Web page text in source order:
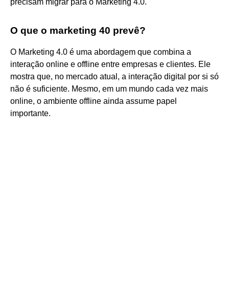
O que o marketing 40 prevê?
O Marketing 4.0 é uma abordagem que combina a
interação online e offline entre empresas e clientes. Ele
mostra que, no mercado atual, a interação digital por si só
não é suficiente. Mesmo, em um mundo cada vez mais
online, o ambiente offline ainda assume papel
importante.